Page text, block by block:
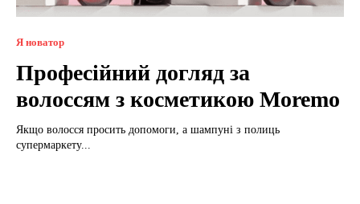
Я новатор
Професійний догляд за
волоссям з косметикою Moremo
Якщо волосся просить допомоги, а шампуні з полиць
супермаркету...